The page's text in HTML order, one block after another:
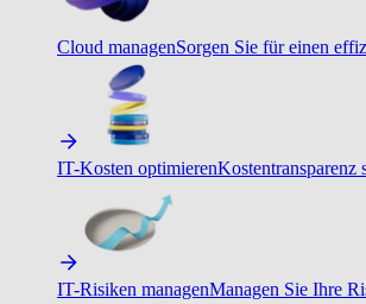
Cloud managenSorgen Sie für einen
IT-Kosten optimierenKostentransparenz
IT-Risiken managenManagen Sie Ihre